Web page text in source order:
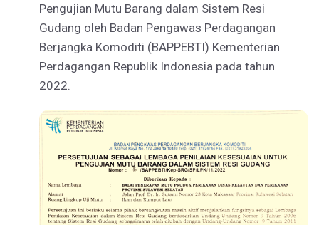
Pengujian Mutu Barang dalam Sistem Resi
Gudang oleh Badan Pengawas Perdagangan
Berjangka Komoditi (BAPPEBTI) Kementerian
Perdagangan Republik Indonesia pada tahun
2022.